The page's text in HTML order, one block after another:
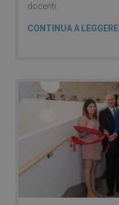
docenti.
CONTINUA A LEGGERE